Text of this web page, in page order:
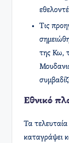
Τις
της Κω,
Εθνικό
Τα
καταγράψει